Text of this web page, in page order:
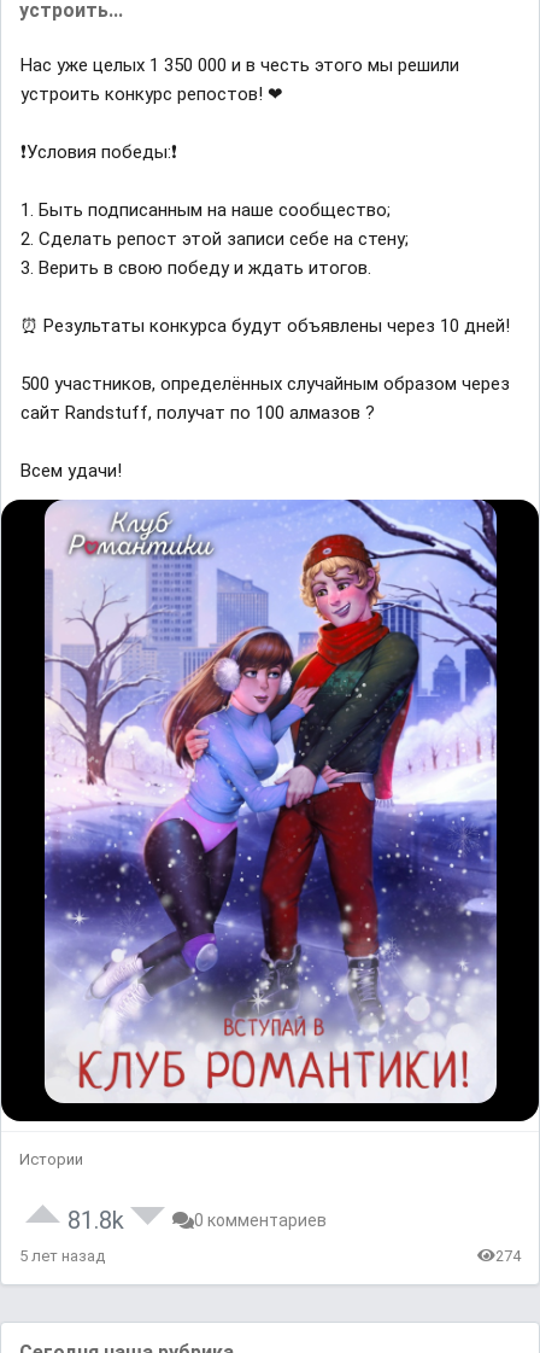
устроить...
Нас уже целых 1 350 000 и в честь этого мы решили
устроить конкурс репостов! ❤
❗Условия победы:❗
1. Быть подписанным на наше сообщество;
2. Сделать репост этой записи себе на стену;
3. Верить в свою победу и ждать итогов.
⏰ Результаты конкурса будут объявлены через 10 дней!
500 участников, определённых случайным образом через
сайт Randstuff, получат по 100 алмазов ?
Всем удачи!
Истории
81.8k 0 комментариев
5 лет назад 274